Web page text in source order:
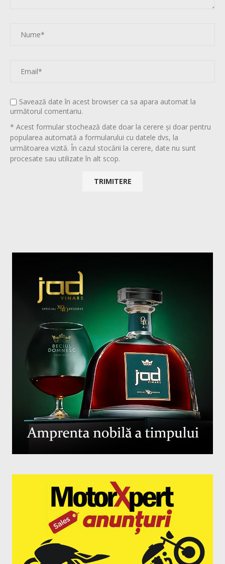
Savează date în acest browser ca sa apara automat la
următorul comentariu.
* Acest formular stochează date doar la cerere și doar pentru
popularea automată a formularului cu datele dvs, la
următoarea vizită. În cazul stocării la cerere, date nu sunt
procesate sau utilizate în alt scop.